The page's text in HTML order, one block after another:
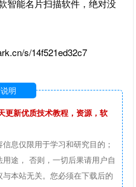
智能名片扫描软件，绝对没
s/14f521ed32c7
明
更新优质技术教程，资源，软
息仅限用于学习和研究目的；
途， 否则，一切后果请用户自
本站无关。您必须在下载后的